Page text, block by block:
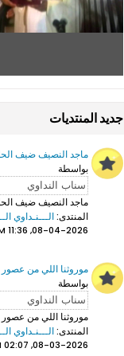
جديد المنتديات
بواسطة
المنتدى:الـــنـداوي
08-04-2026, 11:36 PM
موروثنا اللي من
بواسطة
موروثنا اللي من
المنتدى:الـــنـداوي
08-03-2026, 02:07 PM